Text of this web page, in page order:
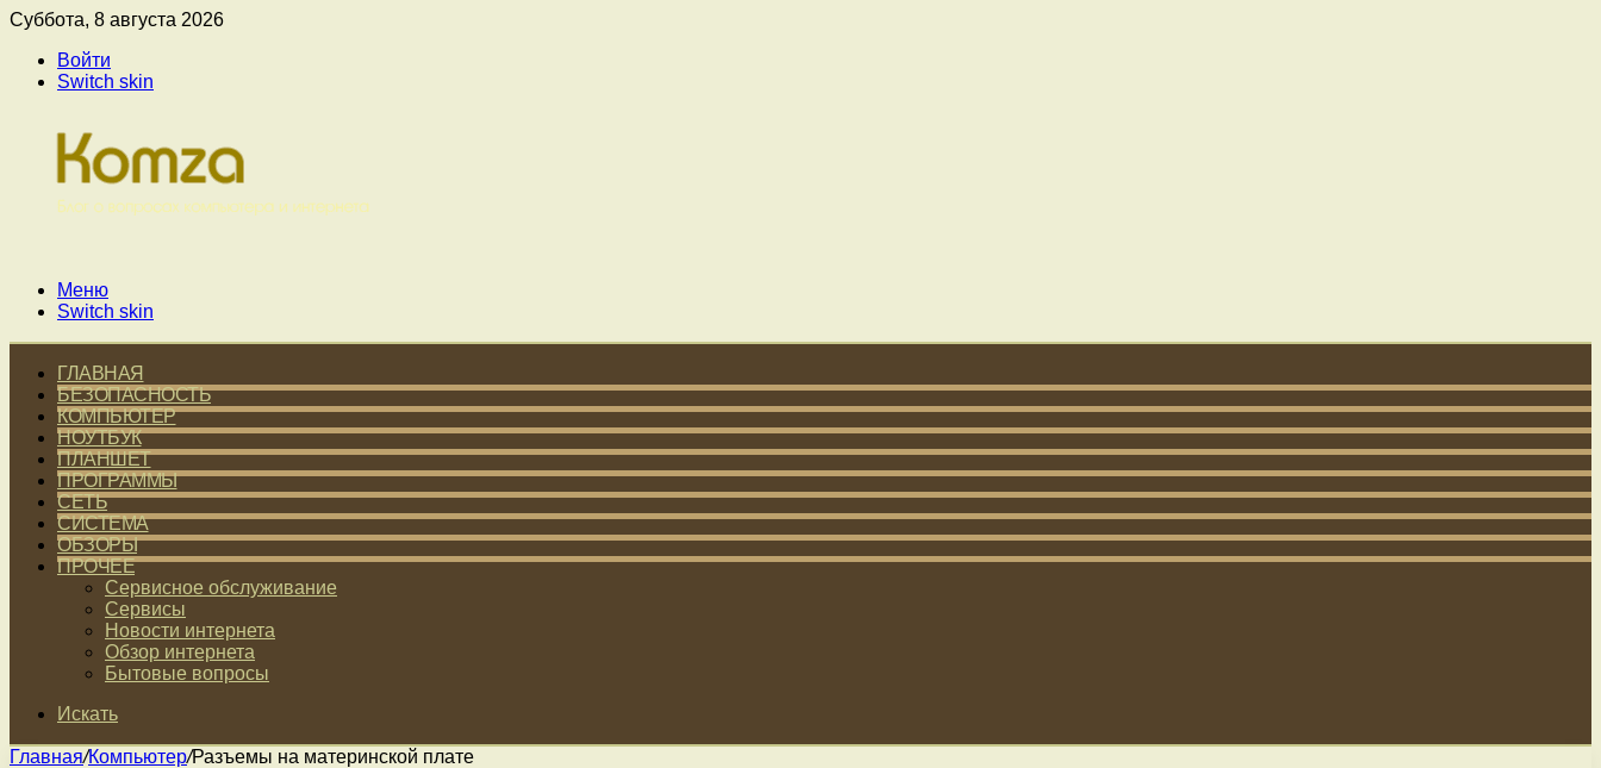
Суббота, 8 августа 2026
Войти
Switch skin
Меню
Switch skin
ГЛАВНАЯ
БЕЗОПАСНОСТЬ
КОМПЬЮТЕР
НОУТБУК
ПЛАНШЕТ
ПРОГРАММЫ
СЕТЬ
СИСТЕМА
ОБЗОРЫ
ПРОЧЕЕ
Сервисное обслуживание
Сервисы
Новости интернета
Обзор интернета
Бытовые вопросы
Искать
Главная/Компьютер/Разъемы на материнской плате